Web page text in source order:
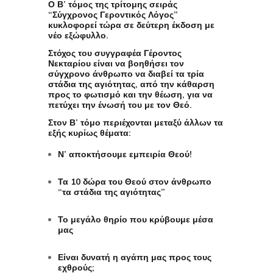
Ο Β’ τόμος της τρίτομης σειράς
“Σύγχρονος Γεροντικός Λόγος”
κυκλοφορεί τώρα σε δεύτερη έκδοση με
νέο εξώφυλλο.
Στόχος του συγγραφέα Γέροντος
Νεκταρίου είναι να βοηθήσει τον
σύγχρονο άνθρωπο να διαβεί τα τρία
στάδια της αγιότητας, από την κάθαρση
προς το φωτισμό και την θέωση, για να
πετύχει την ένωσή του με τον Θεό.
Στον Β’ τόμο περιέχονται μεταξύ άλλων τα
εξής κυρίως θέματα:
Ν’ αποκτήσουμε εμπειρία Θεού!
Τα 10 δώρα του Θεού στον άνθρωπο
“τα στάδια της αγιότητας”
Το μεγάλο θηρίο που κρύβουμε μέσα
μας
Είναι δυνατή η αγάπη μας προς τους
εχθρούς;